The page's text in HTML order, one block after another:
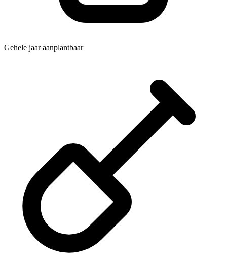
Gehele jaar aanplantbaar